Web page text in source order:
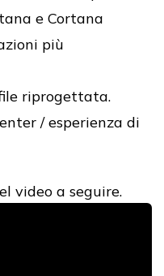
e Cortana
più
riprogettata.
/ esperienza di
video a seguire.